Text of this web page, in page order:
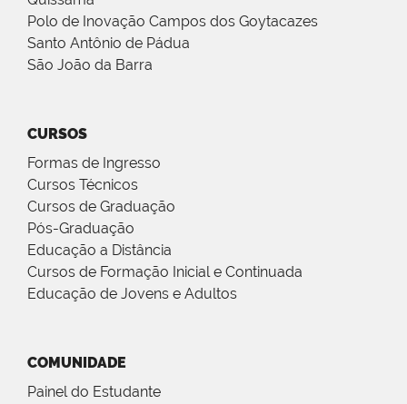
Polo de Inovação Campos dos Goytacazes
Santo Antônio de Pádua
São João da Barra
CURSOS
Formas de Ingresso
Cursos Técnicos
Cursos de Graduação
Pós-Graduação
Educação a Distância
Cursos de Formação Inicial e Continuada
Educação de Jovens e Adultos
COMUNIDADE
Painel do Estudante